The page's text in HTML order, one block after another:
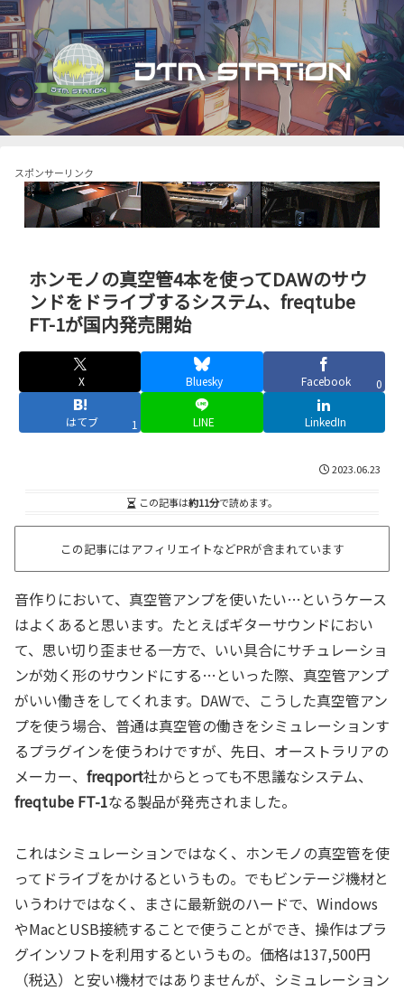
スポンサーリンク
ホンモノの真空管4本を使ってDAWのサウ
ンドをドライブするシステム、freqtube
FT-1が国内発売開始
X Bluesky Facebook 0
はてブ 1 LINE LinkedIn
2023.06.23
この記事は約11分で読めます。
この記事にはアフィリエイトなどPRが含まれています
音作りにおいて、真空管アンプを使いたい…というケース
はよくあると思います。たとえばギターサウンドにおい
て、思い切り歪ませる一方で、いい具合にサチュレーショ
ンが効く形のサウンドにする…といった際、真空管アンプ
がいい働きをしてくれます。DAWで、こうした真空管アン
プを使う場合、普通は真空管の働きをシミュレーションす
るプラグインを使うわけですが、先日、オーストラリアの
メーカー、 freqport社からとっても不思議なシステム、
freqtube FT-1なる製品が発売されました。
これはシミュレーションではなく、ホンモノの真空管を使
ってドライブをかけるというもの。でもビンテージ機材と
いうわけではなく、まさに最新鋭のハードで、Windows
やMacとUSB接続することで使うことができ、操作はプラ
グインソフトを利用するというもの。価格は137,500円
（税込）と安い機材ではありませんが、シミュレーション